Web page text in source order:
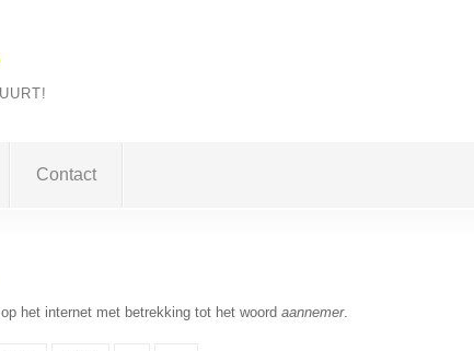
Contact
het internet met betrekking tot het woord aannemer.